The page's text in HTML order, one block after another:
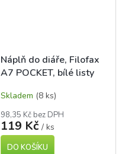
Náplň do diáře, Filofax
A7 POCKET, bílé listy
Skladem (8 ks)
98,35 Kč bez DPH
119 Kč / ks
DO KOŠÍKU